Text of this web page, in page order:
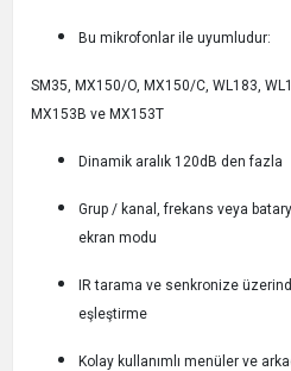
Bu mikrofonlar ile uyumludur:
SM35, MX150/O, MX150/C, WL183,
MX153B ve MX153T
Dinamik aralık 120dB den fazla
Grup / kanal, frekans veya
ekran modu
IR tarama ve senkronize
eşleştirme
Kolay kullanımlı menüler ve